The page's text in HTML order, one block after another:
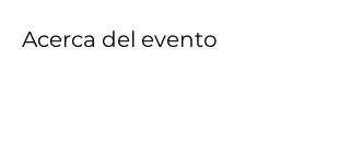
Acerca del evento